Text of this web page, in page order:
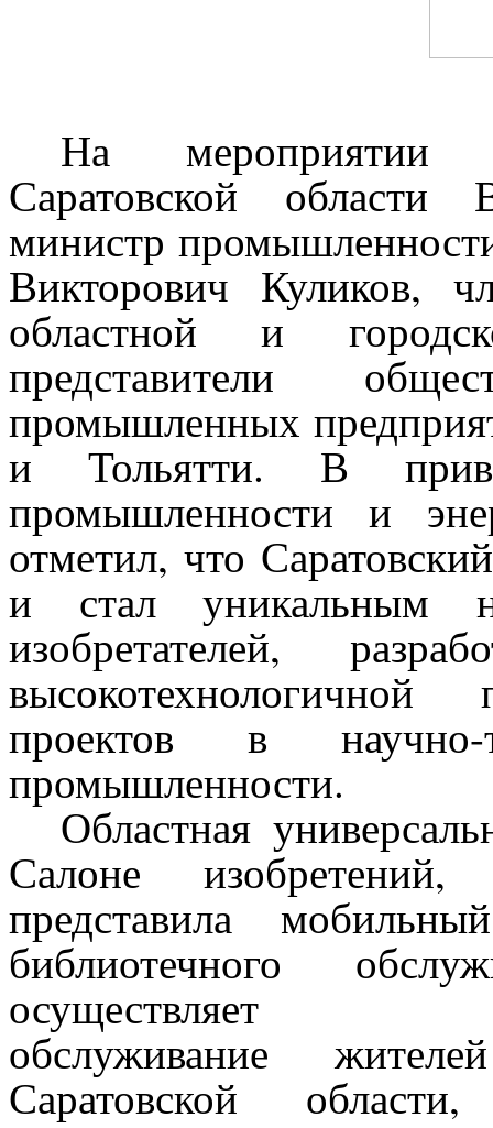
На мероприятии
Саратовской области
министр
Викторович Куликов,
областной и
представители
промышленных
и Тольятти. В
промышленности и
отметил, что
и стал уникальным
изобретателей,
проектов в научно-
промышленности.
Областная
Салоне
представила
библиотечного
осуществляет
обслуживание
Саратовской